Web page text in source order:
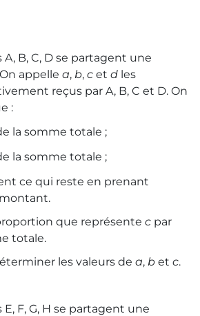
B, C, D se partagent une
appelle a, b, c et d les
reçus par A, B, C et D. On
:
la somme totale ;
la somme totale ;
ce qui reste en prenant
que représente c par
totale.
les valeurs de a, b et c.
F, G, H se partagent une